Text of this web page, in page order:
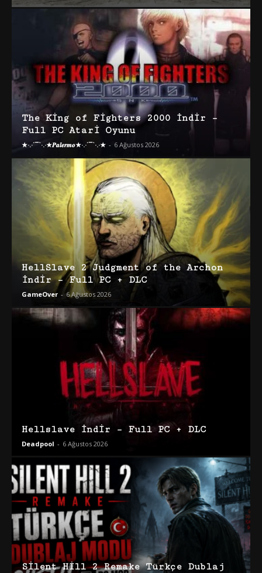
The King of Fighters 2000 İndir –
Full PC Atari Oyunu
★·.·´¯`·.·★𝑷𝒂𝒍𝒆𝒓𝒎𝒐★·.·´¯`·.·★ - 6 Ağustos 2026
HellSlave 2 Judgment of the Archon
İndir – Full PC + DLC
GameOver - 6 Ağustos 2026
Hellslave İndir – Full PC + DLC
Deadpool - 6 Ağustos 2026
Silent Hill 2 Remake Türkçe Dublaj